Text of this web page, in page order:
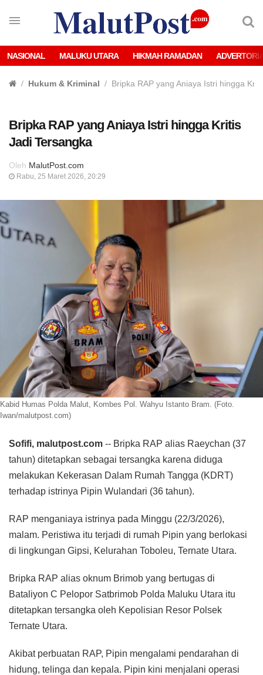
NASIONAL MALUKU UTARA HIKMAH RAMADAN
Hukum & Kriminal Bripka RAP yang Aniaya Istri hingga
Bripka RAP yang Aniaya Istri hingga Kritis
Jadi Tersangka
Oleh MalutPost.com
Rabu, 25 Maret 2026, 20:29
Kabid Humas Polda Malut, Kombes Pol. Wahyu Istanto Bram. (Foto.
Iwan/malutpost.com)
Sofifi, malutpost.com -- Bripka RAP alias Raeychan (37
tahun) ditetapkan sebagai tersangka karena diduga
melakukan Kekerasan Dalam Rumah Tangga (KDRT)
terhadap istrinya Pipin Wulandari (36 tahun).
RAP menganiaya istrinya pada Minggu (22/3/2026),
malam. Peristiwa itu terjadi di rumah Pipin yang berlokasi
di lingkungan Gipsi, Kelurahan Toboleu, Ternate Utara.
Bripka RAP alias oknum Brimob yang bertugas di
Bataliyon C Pelopor Satbrimob Polda Maluku Utara itu
ditetapkan tersangka oleh Kepolisian Resor Polsek
Ternate Utara.
Akibat perbuatan RAP, Pipin mengalami pendarahan di
hidung, telinga dan kepala. Pipin kini menjalani operasi